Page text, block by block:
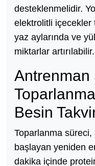
desteklenmelidir.
elektrolitli içecekler
yaz aylarında ve
miktarlar artırılabilir.
Antrenman
Besin
Toparlanma
başlayan yeniden
dakika içinde